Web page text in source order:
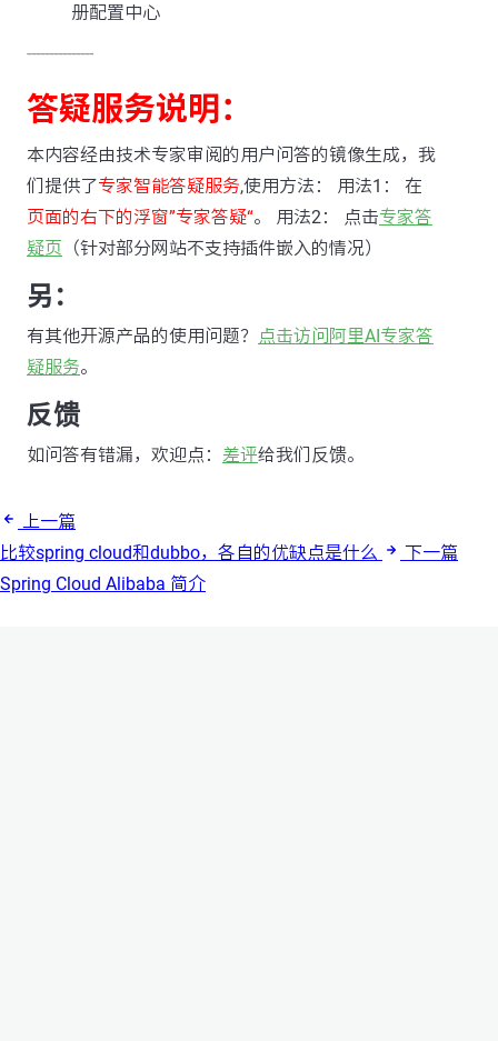
册配置中心
---------------
答疑服务说明：
本内容经由技术专家审阅的用户问答的镜像生成，我
们提供了专家智能答疑服务,使用方法： 用法1： 在
页面的右下的浮窗”专家答疑“。 用法2： 点击专家答
疑页 （针对部分网站不支持插件嵌入的情况）
另：
有其他开源产品的使用问题？
点击访问阿里AI专家答
疑服务。
反馈
如问答有错漏，欢迎点： 差评给我们反馈。
上一篇
比较spring cloud和dubbo，各自的优缺点是什么
下一篇
Spring Cloud Alibaba 简介